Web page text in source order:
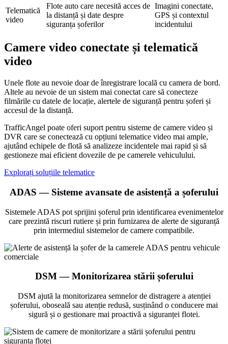
Telematică
video
Flote auto care necesită acces de
la distanță și date despre
siguranța șoferilor
Imagini conectate,
GPS și contextul
incidentului
Camere video conectate și telematică
video
Unele flote au nevoie doar de înregistrare locală cu camera de bord.
Altele au nevoie de un sistem mai conectat care să conecteze
filmările cu datele de locație, alertele de siguranță pentru șoferi și
accesul de la distanță.
TrafficAngel poate oferi suport pentru sisteme de camere video și
DVR care se conectează cu opțiuni telematice video mai ample,
ajutând echipele de flotă să analizeze incidentele mai rapid și să
gestioneze mai eficient dovezile de pe camerele vehiculului.
Explorați soluțiile telematice
ADAS — Sisteme avansate de asistență a șoferului
Sistemele ADAS pot sprijini șoferul prin identificarea evenimentelor
care prezintă riscuri rutiere și prin furnizarea de alerte de siguranță
prin intermediul sistemelor de camere compatibile.
DSM — Monitorizarea stării șoferului
DSM ajută la monitorizarea semnelor de distragere a atenției
șoferului, oboseală sau atenție redusă, susținând o conducere mai
sigură și o gestionare mai proactivă a siguranței flotei.